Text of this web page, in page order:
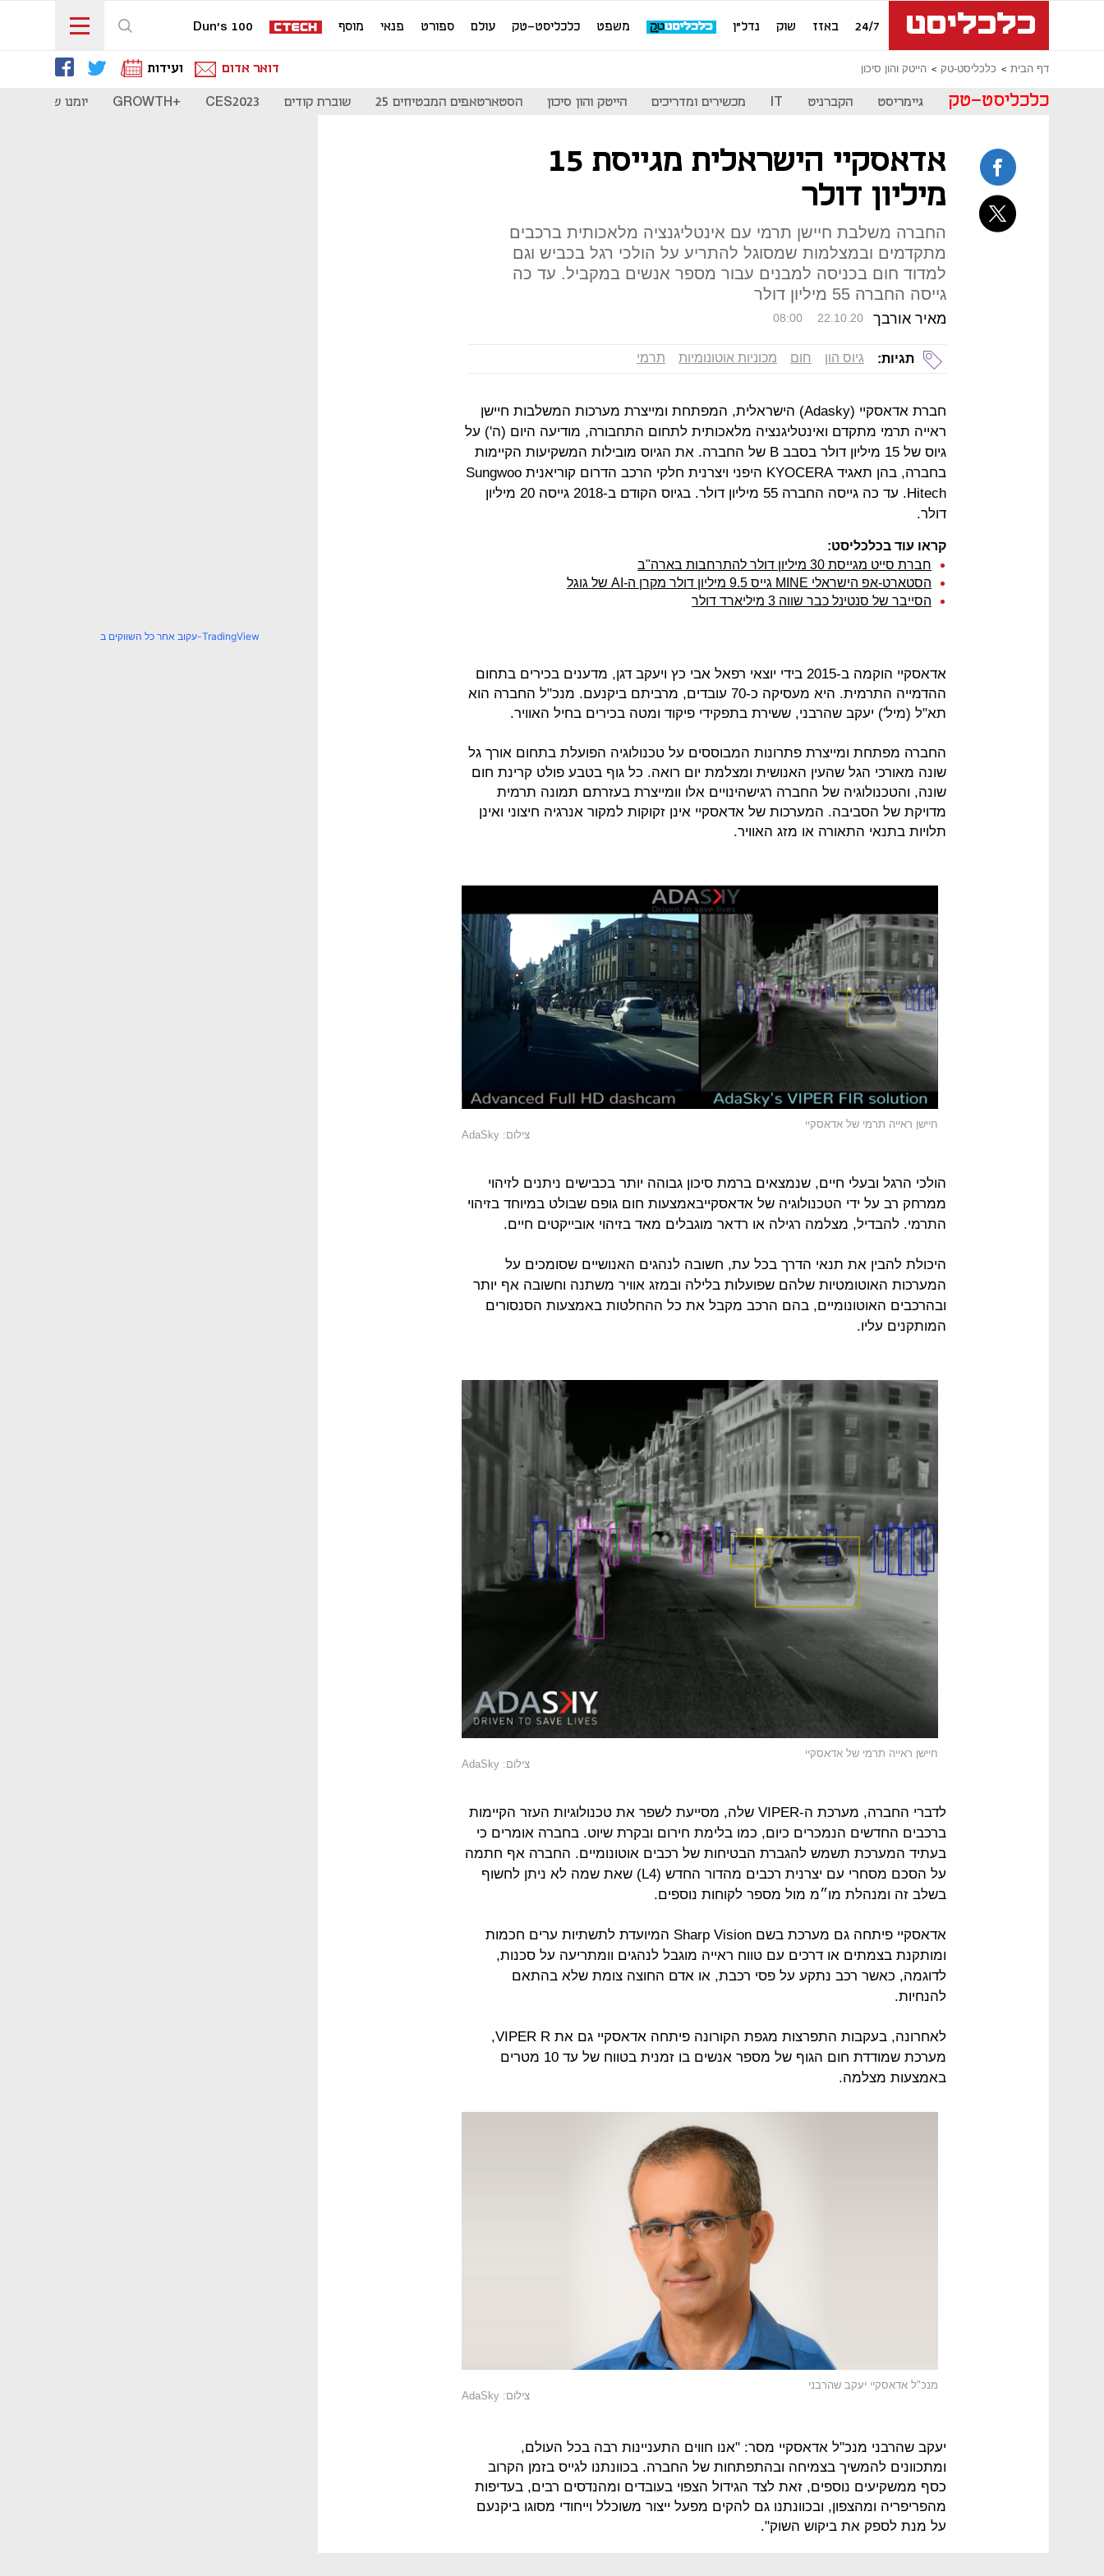
24/7 באזז שוק נדל"ן משפט כלכליסט-טק עולם ספורט פנאי מוסף Dun's 100
דף הבית כלכליסט-טק הייטק והון סיכון דואר אדום ועידות
כלכליסט-טק גיימריסט הקברניט IT מכשירים ומדריכים הייטק והון סיכון הסטארטאפים המבטיחים 25 שוברת קודים CES2023
+GROWTH יומנו של
אדאסקיי הישראלית מגייסת 15
מיליון דולר
החברה משלבת חיישן תרמי עם אינטליגנציה מלאכותית ברכבים
מתקדמים ובמצלמות שמסוגל להתריע על הולכי רגל בכביש וגם
למדוד חום בכניסה למבנים עבור מספר אנשים במקביל. עד כה
גייסה החברה 55 מיליון דולר
מאיר אורבך 08:00 22.10.20
תגיות: גיוס הון חום מכוניות אוטונומיות תרמי
חברת אדאסקיי (Adasky) הישראלית, המפתחת ומייצרת מערכות המשלבות חיישן
ראייה תרמי מתקדם ואינטליגנציה מלאכותית לתחום התחבורה, מודיעה היום (ה') על
גיוס של 15 מיליון דולר בסבב B של החברה. את הגיוס מובילות המשקיעות הקיימות
בחברה, בהן תאגיד KYOCERA היפני ויצרנית חלקי הרכב הדרום קוריאנית Sungwoo
Hitech. עד כה גייסה החברה 55 מיליון דולר. בגיוס הקודם ב-2018 גייסה 20 מיליון
דולר.
קראו עוד בכלכליסט:
חברת סייט מגייסת 30 מיליון דולר להתרחבות בארה"ב
הסטארט-אפ הישראלי MINE גייס 9.5 מיליון דולר מקרן ה-AI של גוגל
הסייבר של סנטינל כבר שווה 3 מיליארד דולר
אדאסקיי הוקמה ב-2015 בידי יוצאי רפאל אבי כץ ויעקב דגן, מדענים בכירים בתחום
ההדמייה התרמית. היא מעסיקה כ-70 עובדים, מרביתם ביקנעם. מנכ"ל החברה הוא
תא"ל (מיל') יעקב שהרבני, ששירת בתפקידי פיקוד ומטה בכירים בחיל האוויר.
החברה מפתחת ומייצרת פתרונות המבוססים על טכנולוגיה הפועלת בתחום אורך גל
שונה מאורכי הגל שהעין האנושית ומצלמת יום רואה. כל גוף בטבע פולט קרינת חום
שונה, והטכנולוגיה של החברה רגישהינויים אלו וומייצרת בעזרתם תמונה תרמית
מדויקת של הסביבה. המערכות של אדאסקיי אינן זקוקות למקור אנרגיה חיצוני ואינן
תלויות בתנאי התאורה או מזג האוויר.
חיישן ראייה תרמי של אדאסקיי
צילום: AdaSky
הולכי הרגל ובעלי חיים, שנמצאים ברמת סיכון גבוהה יותר בכבישים ניתנים לזיהוי
ממרחק רב על ידי הטכנולוגיה של אדאסקייבאמצעות חום גופם שבולט במיוחד בזיהוי
התרמי. להבדיל, מצלמה רגילה או רדאר מוגבלים מאד בזיהוי אובייקטים חיים.
היכולת להבין את תנאי הדרך בכל עת, חשובה לנהגים האנושיים שסומכים על
המערכות האוטומטיות שלהם שפועלות בלילה ובמזג אוויר משתנה וחשובה אף יותר
ובהרכבים האוטונומיים, בהם הרכב מקבל את כל ההחלטות באמצעות הסנסורים
המותקנים עליו.
חיישן ראייה תרמי של אדאסקיי
צילום: AdaSky
לדברי החברה, מערכת ה-VIPER שלה, מסייעת לשפר את טכנולוגיות העזר הקיימות
ברכבים החדשים הנמכרים כיום, כמו בלימת חירום ובקרת שיוט. בחברה אומרים כי
בעתיד המערכת תשמש להגברת הבטיחות של רכבים אוטונומיים. החברה אף חתמה
על הסכם מסחרי עם יצרנית רכבים מהדור החדש (L4) שאת שמה לא ניתן לחשוף
בשלב זה ומנהלת מו״מ מול מספר לקוחות נוספים.
אדאסקיי פיתחה גם מערכת בשם Sharp Vision המיועדת לתשתיות ערים חכמות
ומותקנת בצמתים או דרכים עם טווח ראייה מוגבל לנהגים וומתריעה על סכנות,
לדוגמה, כאשר רכב נתקע על פסי רכבת, או אדם החוצה צומת שלא בהתאם
להנחיות.
לאחרונה, בעקבות התפרצות מגפת הקורונה פיתחה אדאסקיי גם את VIPER R,
מערכת שמודדת חום הגוף של מספר אנשים בו זמנית בטווח של עד 10 מטרים
באמצעות מצלמה.
מנכ"ל אדאסקיי יעקב שהרבני
צילום: AdaSky
יעקב שהרבני מנכ"ל אדאסקיי מסר: "אנו חווים התעניינות רבה בכל העולם,
ומתכוונים להמשיך בצמיחה ובהתפתחות של החברה. בכוונתנו לגייס בזמן הקרוב
כסף ממשקיעים נוספים, זאת לצד הגידול הצפוי בעובדים ומהנדסים רבים, בעדיפות
מהפריפריה ומהצפון, ובכוונתנו גם להקים מפעל ייצור משוכלל וייחודי מסוגו ביקנעם
על מנת לספק את ביקוש השוק".
עקוב אחר כל השווקים ב-TradingView